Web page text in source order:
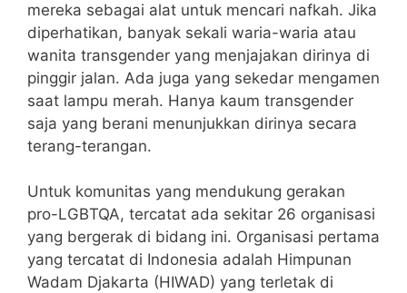
mereka sebagai alat untuk mencari nafkah. Jika
diperhatikan, banyak sekali waria-waria atau
wanita transgender yang menjajakan dirinya di
pinggir jalan. Ada juga yang sekedar mengamen
saat lampu merah. Hanya kaum transgender
saja yang berani menunjukkan dirinya secara
terang-terangan.
Untuk komunitas yang mendukung gerakan
pro-LGBTQA, tercatat ada sekitar 26 organisasi
yang bergerak di bidang ini. Organisasi pertama
yang tercatat di Indonesia adalah Himpunan
Wadam Djakarta (HIWAD) yang terletak di